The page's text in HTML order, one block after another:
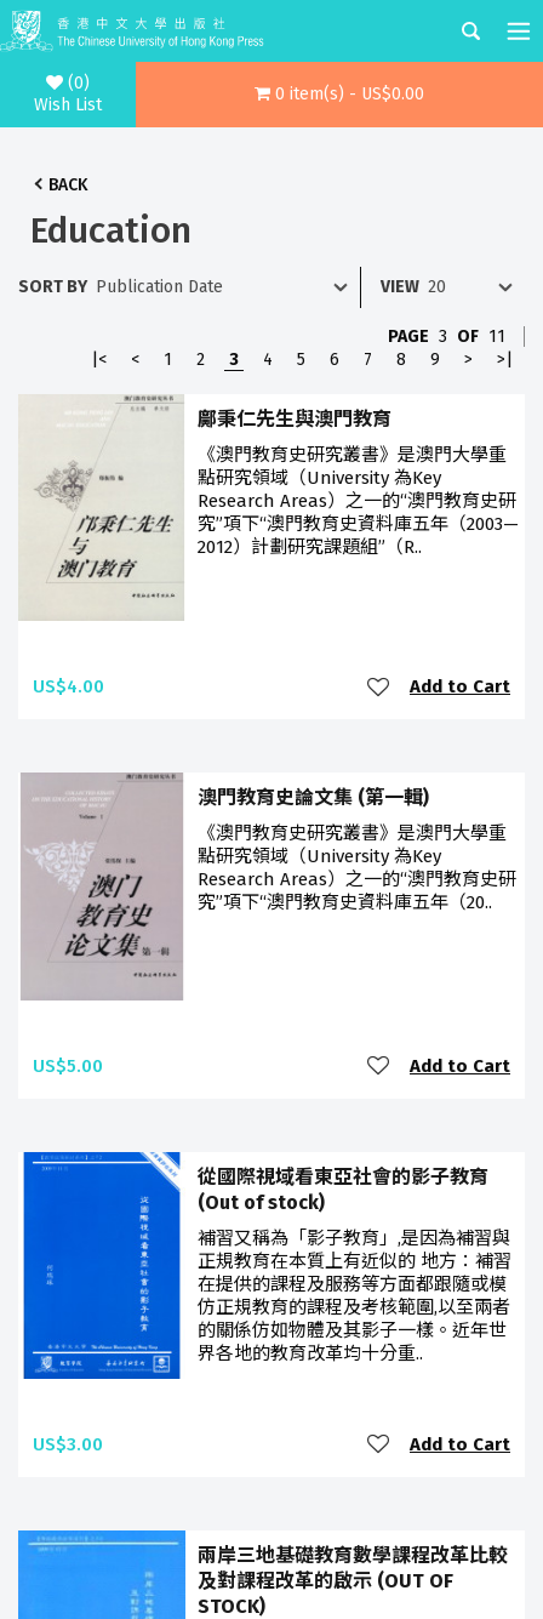
(0)
Wish List
0 item(s) - US$0.00
BACK
Education
SORT BY VIEW
PAGE 3 OF 11
|<
< 1 2 3 4 5 6 7 8 9 > >|
鄺秉仁先生與澳門教育
《澳門教育史研究叢書》是澳門大學重
點研究領域（University 為Key
Research Areas）之一的“澳門教育史研
究”項下“澳門教育史資料庫五年（2003—
2012）計劃研究課題組”（R..
US$4.00 Add to Cart
澳門教育史論文集 (第一輯)
《澳門教育史研究叢書》是澳門大學重
點研究領域（University 為Key
Research Areas）之一的“澳門教育史研
究”項下“澳門教育史資料庫五年（20..
US$5.00 Add to Cart
從國際視域看東亞社會的影子教育
(Out of stock)
補習又稱為「影子教育」,是因為補習與
正規教育在本質上有近似的 地方：補習
在提供的課程及服務等方面都跟隨或模
仿正規教育的課程及考核範圍,以至兩者
的關係仿如物體及其影子一樣。近年世
界各地的教育改革均十分重..
US$3.00 Add to Cart
兩岸三地基礎教育數學課程改革比較
及對課程改革的啟示 (OUT OF
STOCK)